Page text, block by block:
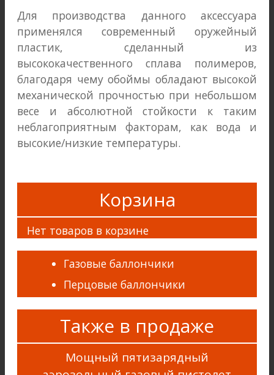
Для производства данного аксессуара
применялся современный оружейный
пластик, сделанный из
высококачественного сплава полимеров,
благодаря чему обоймы обладают высокой
механической прочностью при небольшом
весе и абсолютной стойкости к таким
неблагоприятным факторам, как вода и
высокие/низкие температуры.
Корзина
Нет товаров в корзине
Газовые баллончики
Перцовые баллончики
Также в продаже
Мощный пятизарядный